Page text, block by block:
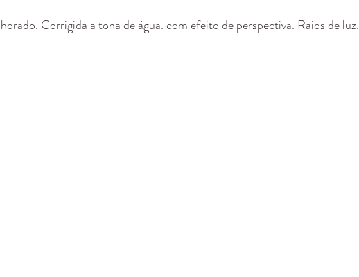
Corrigida a tona de água. com efeito de perspectiva. Raios de luz.